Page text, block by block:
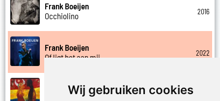
Wij gebruiken cookies
Frank Boeijen
Occhiolino
2016
Frank Boeijen
Of ligt het aan mij
2022
Frank Boeijen